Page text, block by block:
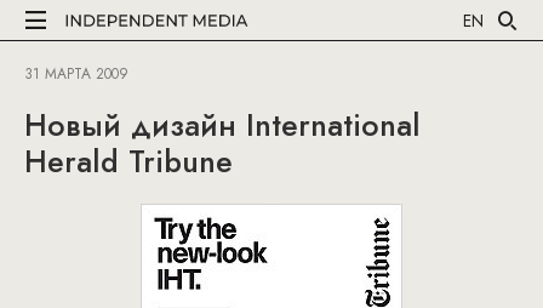
EN
31 МАРТА 2009
Новый дизайн International
Herald Tribune